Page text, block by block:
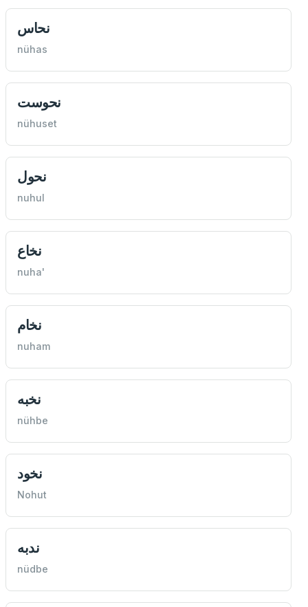
نحاس
nühas
نحوست
nühuset
نحول
nuhul
نخاع
nuha'
نخام
nuham
نخبه
nühbe
نخود
Nohut
ندبه
nüdbe